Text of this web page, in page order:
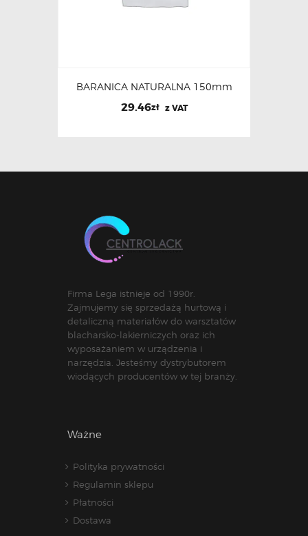
BARANICA NATURALNA 150mm
29.46zł z VAT
Firma Lega istnieje od 1990r.
Zajmujemy się sprzedażą hurtową i
detaliczną materiałów do warsztatów
blacharsko-lakierniczych oraz ich
wyposażaniem w urządzenia i
narzędzia. Jesteśmy dystrybutorem
wiodących producentów w tej branży.
Ważne
Polityka prywatności
Regulamin sklepu
Płatności
Dostawa